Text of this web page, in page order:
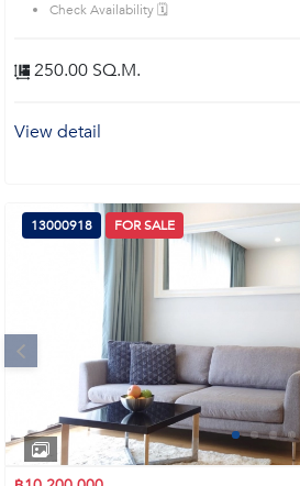
Check Availability 🗓️
250.00 SQ.M.
View detail
1 2 3
13000918 FOR SALE